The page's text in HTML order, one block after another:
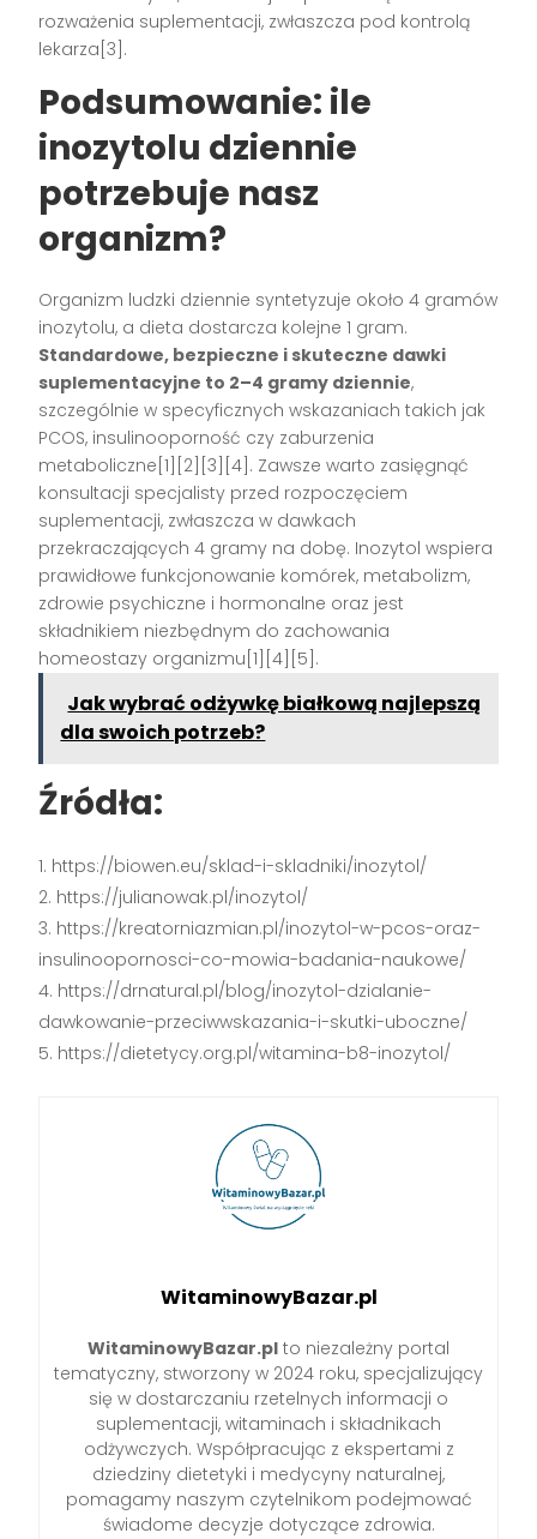
rozważenia suplementacji, zwłaszcza pod kontrolą
lekarza[3].
Podsumowanie: ile
inozytolu dziennie
potrzebuje nasz
organizm?
Organizm ludzki dziennie syntetyzuje około 4 gramów
inozytolu, a dieta dostarcza kolejne 1 gram.
Standardowe, bezpieczne i skuteczne dawki
suplementacyjne to 2–4 gramy dziennie,
szczególnie w specyficznych wskazaniach takich jak
PCOS, insulinooporność czy zaburzenia
metaboliczne[1][2][3][4]. Zawsze warto zasięgnąć
konsultacji specjalisty przed rozpoczęciem
suplementacji, zwłaszcza w dawkach
przekraczających 4 gramy na dobę. Inozytol wspiera
prawidłowe funkcjonowanie komórek, metabolizm,
zdrowie psychiczne i hormonalne oraz jest
składnikiem niezbędnym do zachowania
homeostazy organizmu[1][4][5].
Jak wybrać odżywkę białkową najlepszą
dla swoich potrzeb?
Źródła:
https://biowen.eu/sklad-i-skladniki/inozytol/
https://julianowak.pl/inozytol/
https://kreatorniazmian.pl/inozytol-w-pcos-oraz-
insulinoopornosci-co-mowia-badania-naukowe/
https://drnatural.pl/blog/inozytol-dzialanie-
dawkowanie-przeciwwskazania-i-skutki-uboczne/
https://dietetycy.org.pl/witamina-b8-inozytol/
WitaminowyBazar.pl
WitaminowyBazar.pl to niezależny portal
tematyczny, stworzony w 2024 roku, specjalizujący
się w dostarczaniu rzetelnych informacji o
suplementacji, witaminach i składnikach
odżywczych. Współpracując z ekspertami z
dziedziny dietetyki i medycyny naturalnej,
pomagamy naszym czytelnikom podejmować
świadome decyzje dotyczące zdrowia.